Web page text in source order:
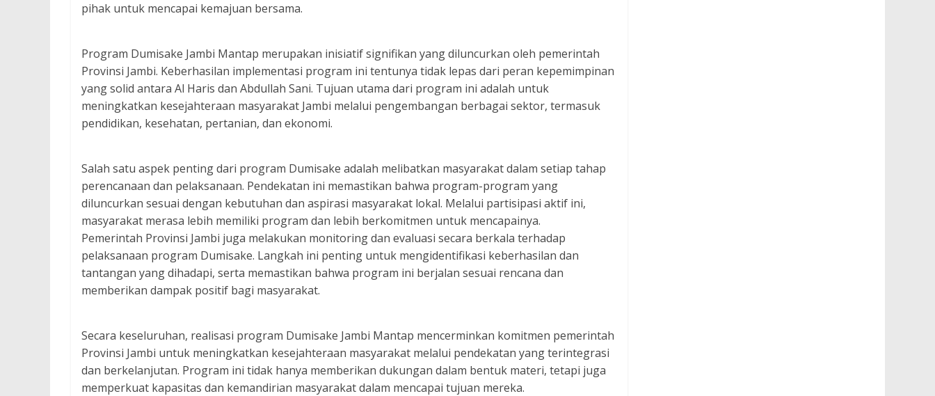
pihak untuk mencapai kemajuan bersama.
Program Dumisake Jambi Mantap merupakan inisiatif signifikan yang diluncurkan oleh pemerintah
Provinsi Jambi. Keberhasilan implementasi program ini tentunya tidak lepas dari peran kepemimpinan
yang solid antara Al Haris dan Abdullah Sani. Tujuan utama dari program ini adalah untuk
meningkatkan kesejahteraan masyarakat Jambi melalui pengembangan berbagai sektor, termasuk
pendidikan, kesehatan, pertanian, dan ekonomi.
Salah satu aspek penting dari program Dumisake adalah melibatkan masyarakat dalam setiap tahap
perencanaan dan pelaksanaan. Pendekatan ini memastikan bahwa program-program yang
diluncurkan sesuai dengan kebutuhan dan aspirasi masyarakat lokal. Melalui partisipasi aktif ini,
masyarakat merasa lebih memiliki program dan lebih berkomitmen untuk mencapainya.
Pemerintah Provinsi Jambi juga melakukan monitoring dan evaluasi secara berkala terhadap
pelaksanaan program Dumisake. Langkah ini penting untuk mengidentifikasi keberhasilan dan
tantangan yang dihadapi, serta memastikan bahwa program ini berjalan sesuai rencana dan
memberikan dampak positif bagi masyarakat.
Secara keseluruhan, realisasi program Dumisake Jambi Mantap mencerminkan komitmen pemerintah
Provinsi Jambi untuk meningkatkan kesejahteraan masyarakat melalui pendekatan yang terintegrasi
dan berkelanjutan. Program ini tidak hanya memberikan dukungan dalam bentuk materi, tetapi juga
memperkuat kapasitas dan kemandirian masyarakat dalam mencapai tujuan mereka.